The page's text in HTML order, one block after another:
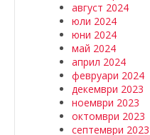
август 2024
юли 2024
юни 2024
май 2024
април 2024
февруари 2024
декември 2023
ноември 2023
октомври 2023
септември 2023